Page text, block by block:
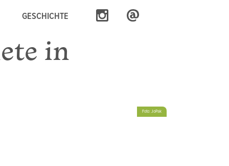
GESCHICHTE
in
Foto: JoPak